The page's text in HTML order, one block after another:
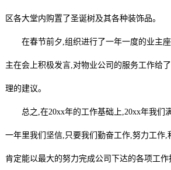
区各大堂内购置了圣诞树及其各种装饰品。
在春节前夕,组织进行了一年一度的业主座
主在会上积极发言,对物业公司的服务工作给
理的建议。
总之,在20xx年的工作基础上,20xx年我们
一年里我们坚信,只要我们勤奋工作,努力工作,
肯定能以最大的努力完成公司下达的各项工作